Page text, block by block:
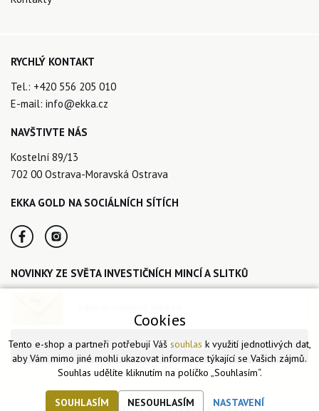
RYCHLÝ KONTAKT
Tel.: +420 556 205 010
E-mail: info@ekka.cz
NAVŠTIVTE NÁS
Kostelní 89/13
702 00 Ostrava-Moravská Ostrava
EKKA GOLD NA SOCIÁLNÍCH SÍTÍCH
NOVINKY ZE SVĚTA INVESTIČNÍCH MINCÍ A SLITKŮ
CHCI ODEBÍRAT NOVINKY
© Ekka Gold 2026 | design:Graphic House s.r.o.
Cookies
Tento e-shop a partneři potřebují Váš souhlas k využití jednotlivých dat,
aby Vám mimo jiné mohli ukazovat informace týkající se Vašich zájmů.
Souhlas udělíte kliknutím na políčko „Souhlasím“.
SOUHLASÍM NESOUHLASÍM NASTAVENÍ